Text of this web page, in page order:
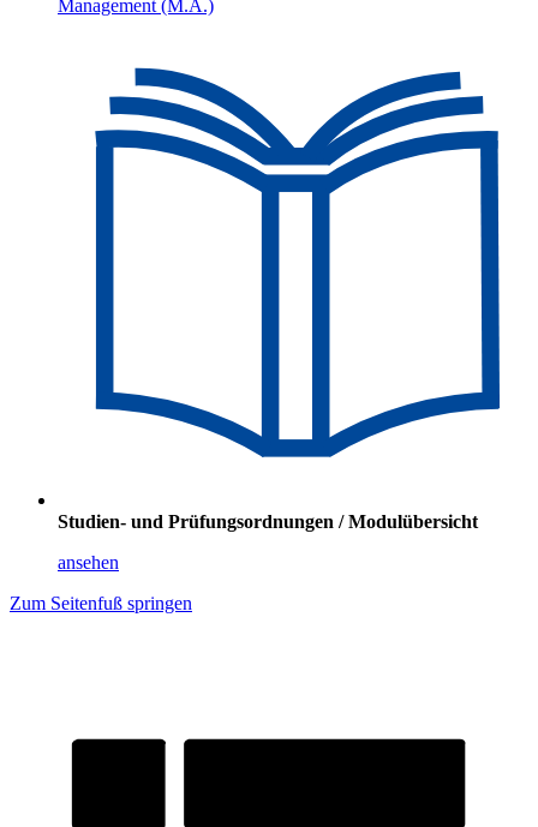
Management (M.A.)
Studien- und Prüfungsordnungen / Modulübersicht
ansehen
Zum Seitenfuß springen